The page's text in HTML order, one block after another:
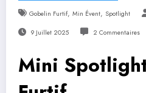
Gobelin Furtif, Min Évent, Spotlight
9 Juillet 2025 2 Commentaires
Mini